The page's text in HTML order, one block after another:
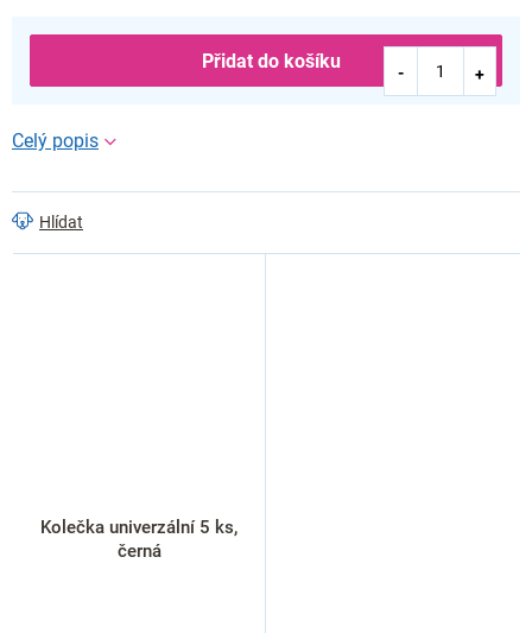
Přidat do košíku
Hlídat
Kolečka univerzální 5 ks,
černá